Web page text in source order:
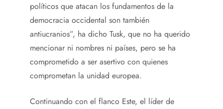
políticos que atacan los fundamentos de la
democracia occidental son también
antiucranios”, ha dicho Tusk, que no ha querido
mencionar ni nombres ni países, pero se ha
comprometido a ser asertivo con quienes
comprometan la unidad europea.
Continuando con el flanco Este, el líder de